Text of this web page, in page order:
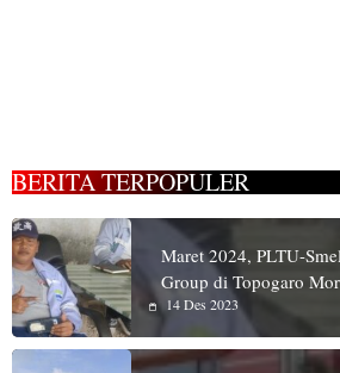
BERITA TERPOPULER
Maret 2024, PLTU-
Group di Topogaro
14 Des 2023